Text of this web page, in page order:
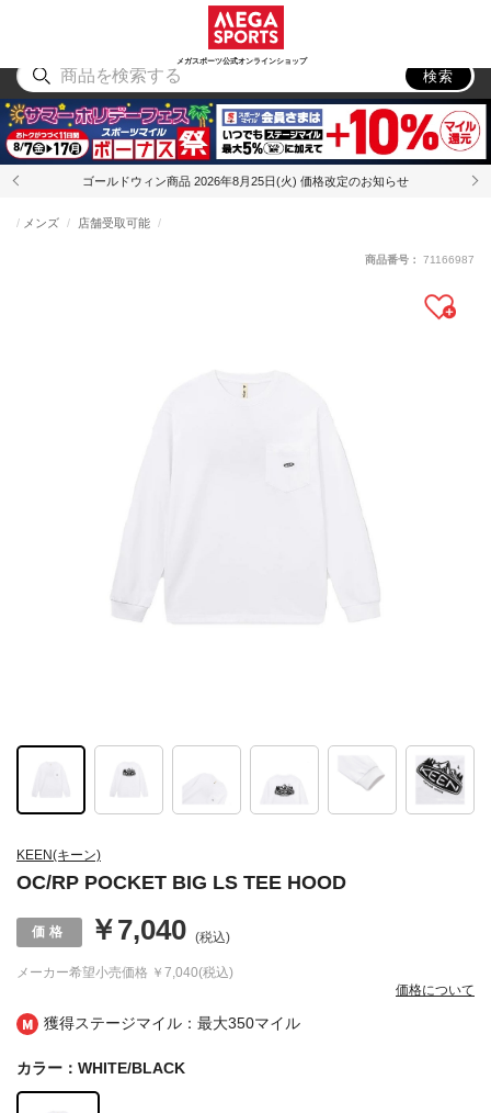
メガスポーツ公式オンラインショップ
アウトドア
検索
ゴールドウィン商品 2026年8月25日(火) 価格改定のお知らせ
獲得ステージマイル：最大350マイル
KEEN(キーン)
OC/RP POCKET BIG LS TEE HOOD
メンズ 店舗受取可能
メーカー希望小売価格 ￥7,040(税込)
￥7,040 (税込)
価格について
商品番号： 71166987
カラー：WHITE/BLACK